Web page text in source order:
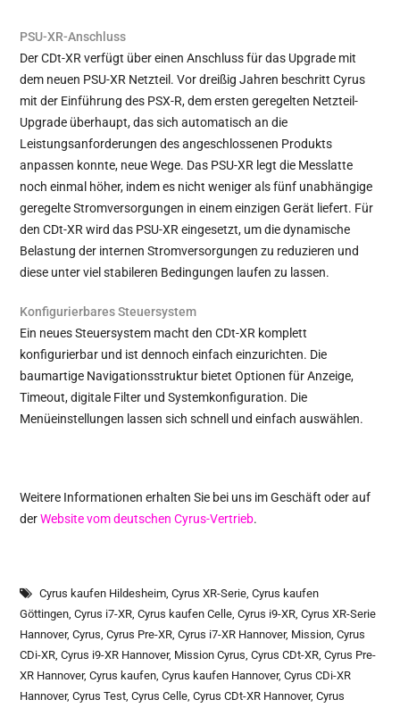
PSU-XR-Anschluss
Der CDt-XR verfügt über einen Anschluss für das Upgrade mit
dem neuen PSU-XR Netzteil. Vor dreißig Jahren beschritt Cyrus
mit der Einführung des PSX-R, dem ersten geregelten Netzteil-
Upgrade überhaupt, das sich automatisch an die
Leistungsanforderungen des angeschlossenen Produkts
anpassen konnte, neue Wege. Das PSU-XR legt die Messlatte
noch einmal höher, indem es nicht weniger als fünf unabhängige
geregelte Stromversorgungen in einem einzigen Gerät liefert. Für
den CDt-XR wird das PSU-XR eingesetzt, um die dynamische
Belastung der internen Stromversorgungen zu reduzieren und
diese unter viel stabileren Bedingungen laufen zu lassen.
Konfigurierbares Steuersystem
Ein neues Steuersystem macht den CDt-XR komplett
konfigurierbar und ist dennoch einfach einzurichten. Die
baumartige Navigationsstruktur bietet Optionen für Anzeige,
Timeout, digitale Filter und Systemkonfiguration. Die
Menüeinstellungen lassen sich schnell und einfach auswählen.
Weitere Informationen erhalten Sie bei uns im Geschäft oder auf
derWebsite vom deutschen Cyrus-Vertrieb.
Cyrus kaufen Hildesheim,Cyrus XR-Serie,Cyrus kaufen
Göttingen,Cyrus i7-XR,Cyrus kaufen Celle,Cyrus i9-XR,Cyrus XR-Serie
Hannover,Cyrus,Cyrus Pre-XR,Cyrus i7-XR Hannover, Mission,Cyrus
CDi-XR,Cyrus i9-XR Hannover, Mission Cyrus,Cyrus CDt-XR,Cyrus Pre-
XR Hannover,Cyrus kaufen,Cyrus kaufen Hannover,Cyrus CDi-XR
Hannover,Cyrus Test,Cyrus Celle,Cyrus CDt-XR Hannover,Cyrus